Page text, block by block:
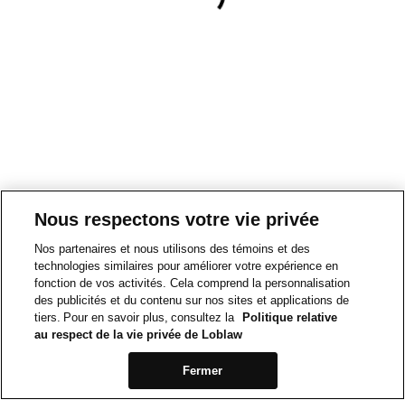
Nous respectons votre vie privée
Nos partenaires et nous utilisons des témoins et des
technologies similaires pour améliorer votre expérience en
fonction de vos activités. Cela comprend la personnalisation
des publicités et du contenu sur nos sites et applications de
tiers. Pour en savoir plus, consultez la
Politique relative
au respect de la vie privée de Loblaw
Fermer